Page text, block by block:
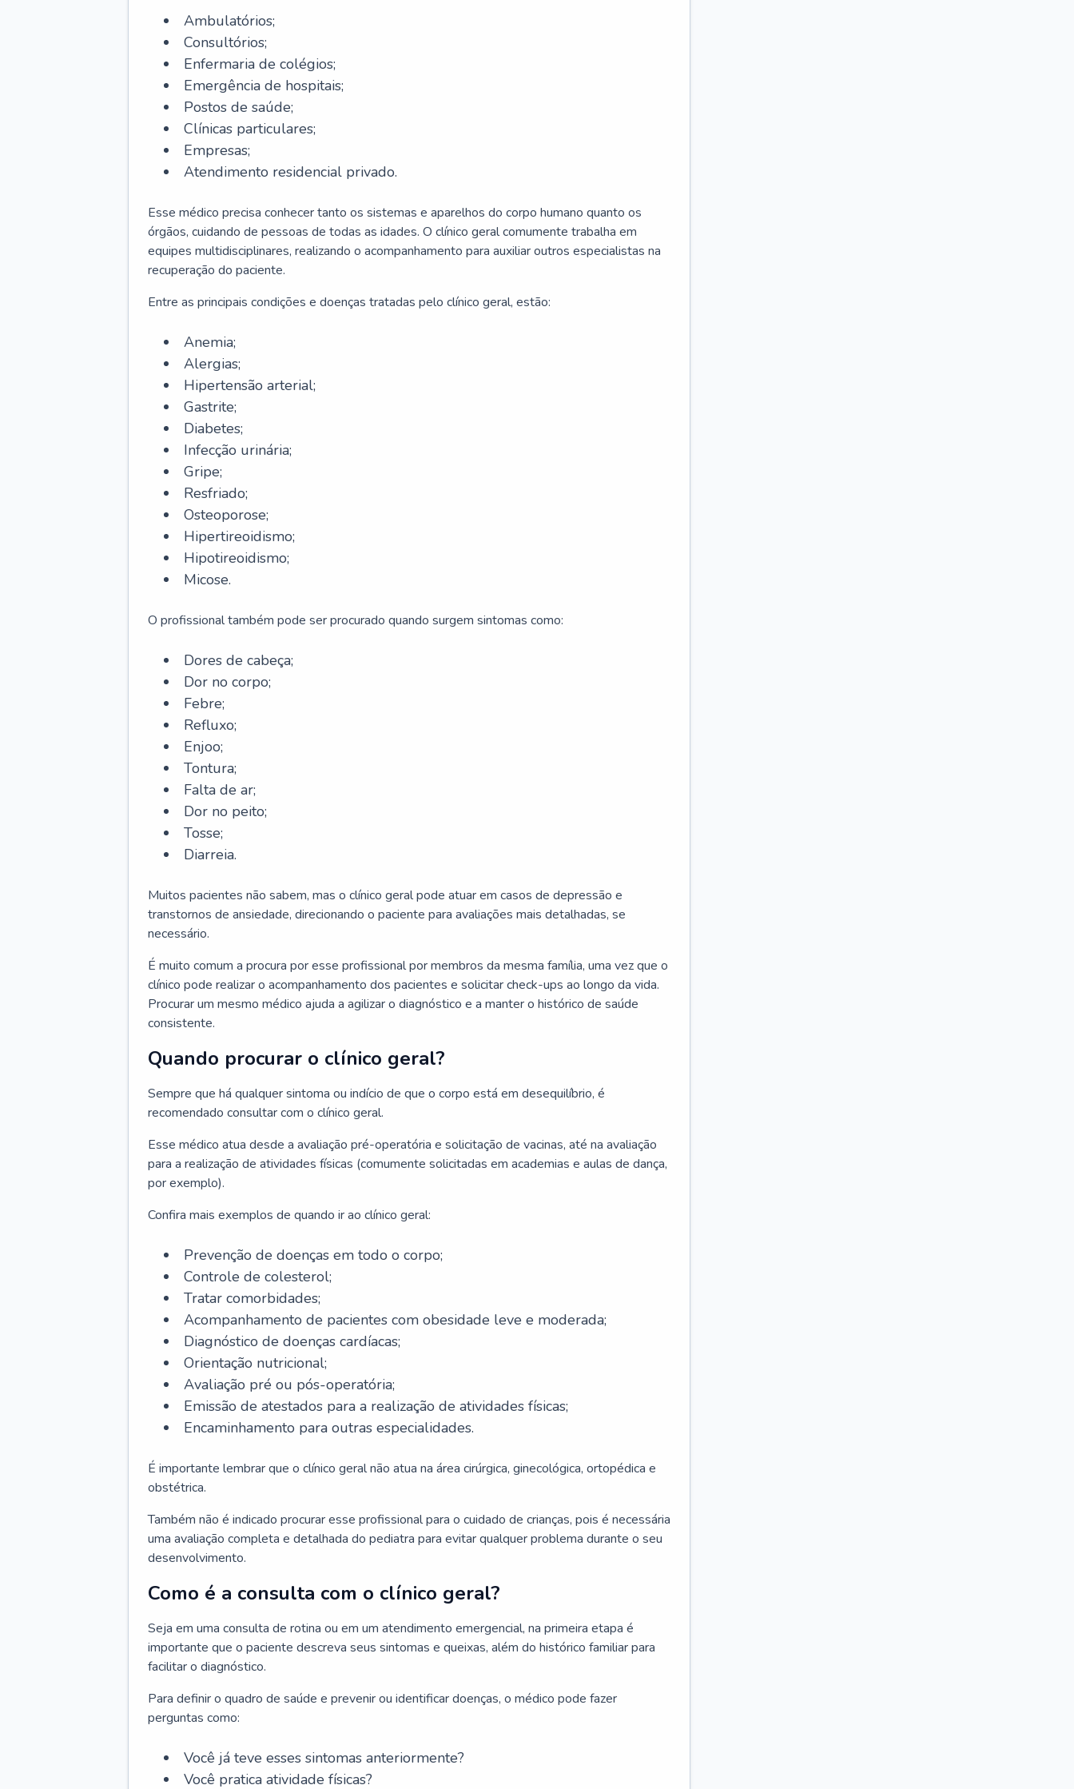
Ambulatórios;
Consultórios;
Enfermaria de colégios;
Emergência de hospitais;
Postos de saúde;
Clínicas particulares;
Empresas;
Atendimento residencial privado.
Esse médico precisa conhecer tanto os sistemas e aparelhos do corpo humano quanto os
órgãos, cuidando de pessoas de todas as idades. O clínico geral comumente trabalha em
equipes multidisciplinares, realizando o acompanhamento para auxiliar outros especialistas na
recuperação do paciente.
Entre as principais condições e doenças tratadas pelo clínico geral, estão:
Anemia;
Alergias;
Hipertensão arterial;
Gastrite;
Diabetes;
Infecção urinária;
Gripe;
Resfriado;
Osteoporose;
Hipertireoidismo;
Hipotireoidismo;
Micose.
O profissional também pode ser procurado quando surgem sintomas como:
Dores de cabeça;
Dor no corpo;
Febre;
Refluxo;
Enjoo;
Tontura;
Falta de ar;
Dor no peito;
Tosse;
Diarreia.
Muitos pacientes não sabem, mas o clínico geral pode atuar em casos de depressão e
transtornos de ansiedade, direcionando o paciente para avaliações mais detalhadas, se
necessário.
É muito comum a procura por esse profissional por membros da mesma família, uma vez que o
clínico pode realizar o acompanhamento dos pacientes e solicitar check-ups ao longo da vida.
Procurar um mesmo médico ajuda a agilizar o diagnóstico e a manter o histórico de saúde
consistente.
Quando procurar o clínico geral?
Sempre que há qualquer sintoma ou indício de que o corpo está em desequilíbrio, é
recomendado consultar com o clínico geral.
Esse médico atua desde a avaliação pré-operatória e solicitação de vacinas, até na avaliação
para a realização de atividades físicas (comumente solicitadas em academias e aulas de dança,
por exemplo).
Confira mais exemplos de quando ir ao clínico geral:
Prevenção de doenças em todo o corpo;
Controle de colesterol;
Tratar comorbidades;
Acompanhamento de pacientes com obesidade leve e moderada;
Diagnóstico de doenças cardíacas;
Orientação nutricional;
Avaliação pré ou pós-operatória;
Emissão de atestados para a realização de atividades físicas;
Encaminhamento para outras especialidades.
É importante lembrar que o clínico geral não atua na área cirúrgica, ginecológica, ortopédica e
obstétrica.
Também não é indicado procurar esse profissional para o cuidado de crianças, pois é necessária
uma avaliação completa e detalhada do pediatra para evitar qualquer problema durante o seu
desenvolvimento.
Como é a consulta com o clínico geral?
Seja em uma consulta de rotina ou em um atendimento emergencial, na primeira etapa é
importante que o paciente descreva seus sintomas e queixas, além do histórico familiar para
facilitar o diagnóstico.
Para definir o quadro de saúde e prevenir ou identificar doenças, o médico pode fazer
perguntas como:
Você já teve esses sintomas anteriormente?
Você pratica atividade físicas?